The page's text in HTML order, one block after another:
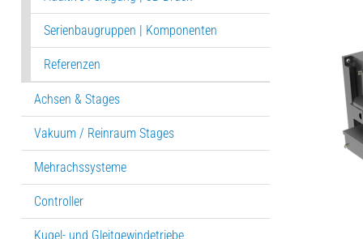
Serienbaugruppen | Komponenten
Referenzen
Achsen & Stages
Vakuum / Reinraum Stages
Mehrachssysteme
Controller
Kugel- und Gleitgewindetriebe